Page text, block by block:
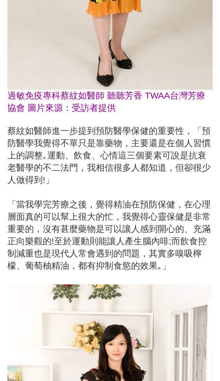
過敏免疫專科蔡紋如醫師 聽聽芳香 TWAA台灣芳療
協會 圖片來源：受訪者提供
蔡紋如醫師進一步提到預防醫學保健的重要性，「預
防醫學我覺得不單只是靠藥物，主要還是在個人習慣
上的調整｡運動、飲食、心情這三個要素可說是抗衰
老醫學的不二法門，我相信很多人都知道，但卻很少
人做得到!」
「當我學完芳療之後，覺得精油在預防保健，在心理
層面真的可以幫上很大的忙，我覺得心靈保健是非常
重要的，沒有甚麼藥物是可以讓人感到開心的、充滿
正向樂觀的!至於運動則能讓人產生腦內啡;而飲食控
制減重也是現代人常會遇到的問題，其實多嗅吸檸
檬、葡萄柚精油，都有抑制食慾的效果｡」